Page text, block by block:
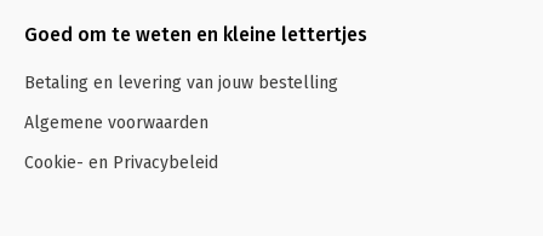
Goed om te weten en kleine lettertjes
Betaling en levering van jouw bestelling
Algemene voorwaarden
Cookie- en Privacybeleid